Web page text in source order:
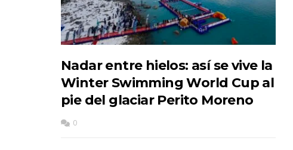
Nadar entre hielos: así se vive la
Winter Swimming World Cup al
pie del glaciar Perito Moreno
0